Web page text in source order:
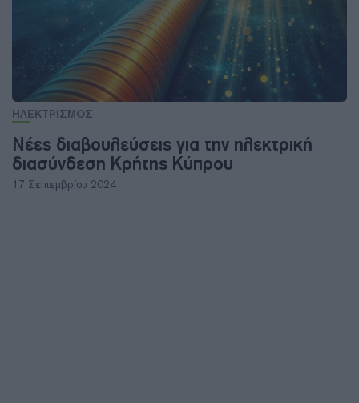
ΗΛΕΚΤΡΙΣΜΟΣ
Νέες διαβουλεύσεις για την ηλεκτρική
διασύνδεση Κρήτης Κύπρου
17 Σεπτεμβρίου 2024